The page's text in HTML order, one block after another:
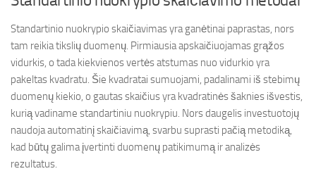
Standartinio nuokrypio skaičiavimas yra ganėtinai paprastas, nors
tam reikia tikslių duomenų. Pirmiausia apskaičiuojamas grąžos
vidurkis, o tada kiekvienos vertės atstumas nuo vidurkio yra
pakeltas kvadratu. Šie kvadratai sumuojami, padalinami iš stebimų
duomenų kiekio, o gautas skaičius yra kvadratinės šaknies išvestis,
kurią vadiname standartiniu nuokrypiu. Nors daugelis investuotojų
naudoja automatinį skaičiavimą, svarbu suprasti pačią metodiką,
kad būtų galima įvertinti duomenų patikimumą ir analizės
rezultatus.